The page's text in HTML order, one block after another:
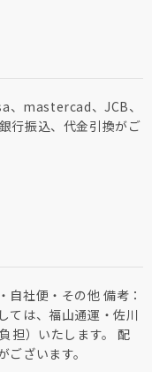
、mastercad、JCB、
行振込、代金引換がご
社便・その他 備考：
ては、福山通運・佐川
担）いたします。 配
ざいます。